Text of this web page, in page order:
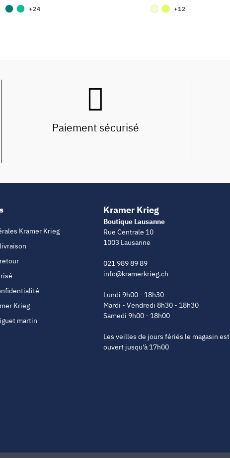
+24 +12
Paiement sécurisé
Kramer Krieg
Krieg
martin
Kramer Krieg
Boutique Lausanne
Rue Centrale 10
1003 Lausanne
021 989 89 89
info@kramerkrieg.ch
Lundi 9h00 - 18h30
Mardi - Vendredi 8h30 - 18h30
Samedi 9h00 - 18h00
Les veilles de jours fériés le magasin est
ouvert jusqu'à 17h00